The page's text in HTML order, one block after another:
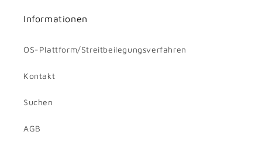
Informationen
OS-Plattform/Streitbeilegungsverfahren
Kontakt
Suchen
AGB